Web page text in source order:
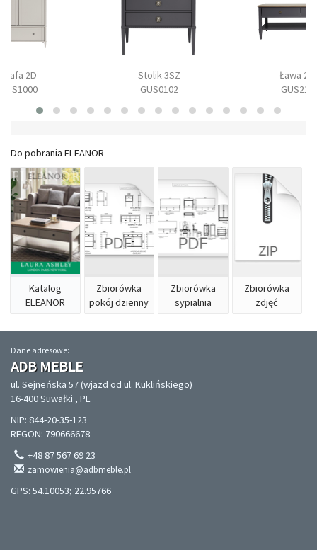
Szafa 2D
Stolik 3SZ
GUS0102
Ława
Do pobrania ELEANOR
Katalog
ELEANOR
Zbiorówka
pokój dzienny
Zbiorówka
sypialnia
Zbiorówka
zdjęć
Dane adresowe:
ADB MEBLE
ul. Sejneńska 57 (wjazd od ul. Kuklińskiego)
16-400 Suwałki , PL
NIP: 844-20-35-123
REGON: 790666678
+48 87 567 69 23
zamowienia@adbmeble.pl
GPS: 54.10053; 22.95766